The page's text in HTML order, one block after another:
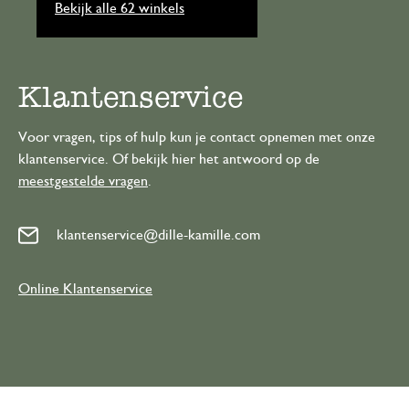
Bekijk alle 62 winkels
Klantenservice
Voor vragen, tips of hulp kun je contact opnemen met onze
klantenservice. Of bekijk hier het antwoord op de
meestgestelde vragen
klantenservice@dille-kamille.com
Online Klantenservice